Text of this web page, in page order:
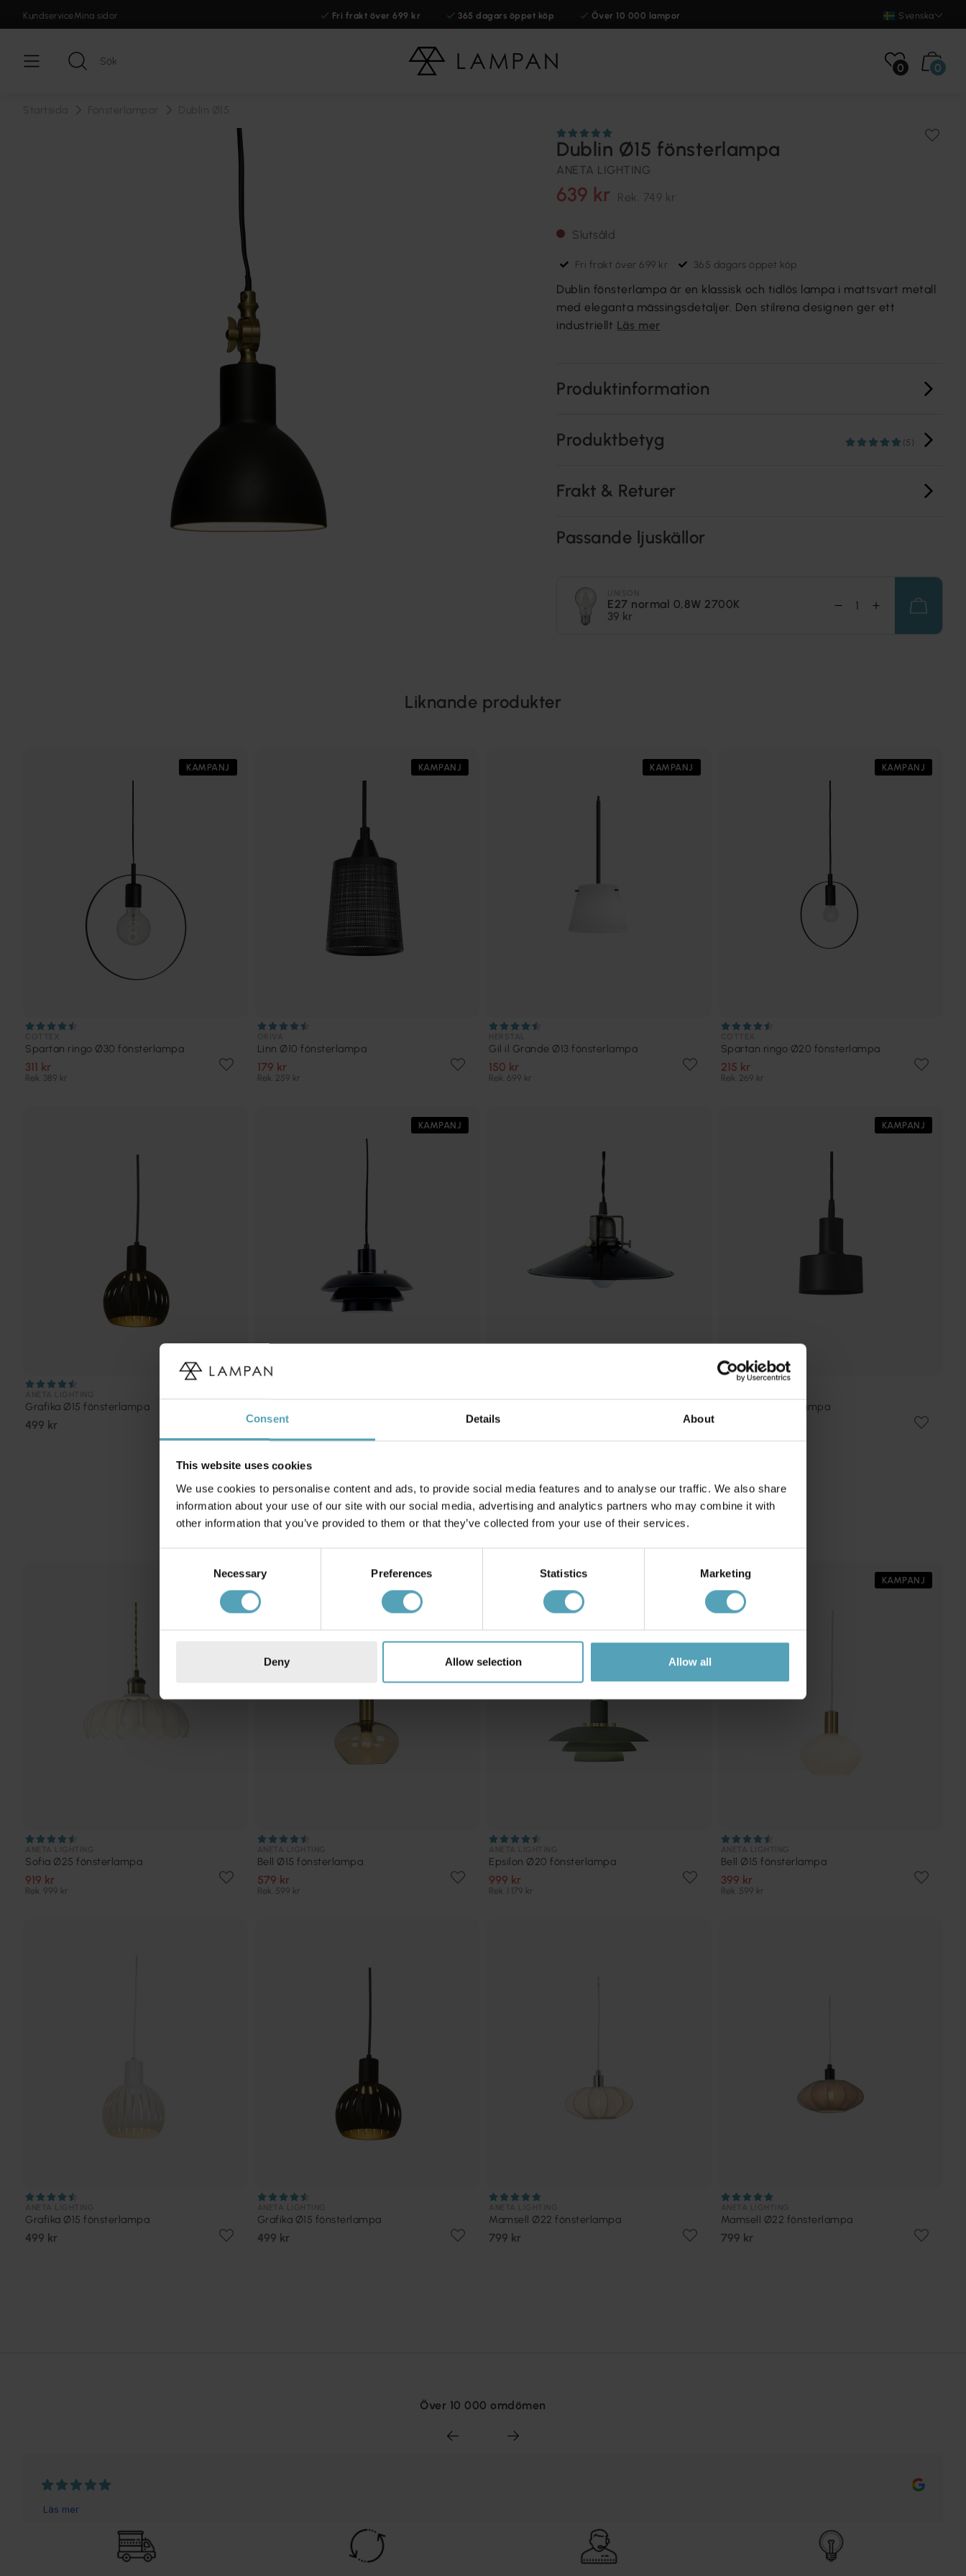
Consent Details About
This website uses cookies
We use cookies to personalise content and ads, to provide social media features and to analyse our traffic. We also share
information about your use of our site with our social media, advertising and analytics partners who may combine it with
other information that you’ve provided to them or that they’ve collected from your use of their services.
Necessary Preferences Statistics Marketing
Deny Allow selection Allow all
KundserviceMina sidor Fri frakt över 699 kr 365 dagars öppet köp Över 10 000 lampor Svenska
0 0
Dublin Ø15 fönsterlampa
ANETA LIGHTING
639 kr Rek. 749 kr
Slutsåld
Fri frakt över 699 kr 365 dagars öppet köp
Dublin fönsterlampa är en klassisk och tidlös lampa i mattsvart metall
med eleganta mässingsdetaljer. Den stilrena designen ger ett
industriellt Läs mer
Produktinformation
Produktbetyg (5)
Frakt & Returer
Passande ljuskällor
E27 normal 0,8W 2700K
39 kr
Liknande produkter
KAMPANJ
Spartan ringo Ø30 fönsterlampa
311 kr
Rek. 389 kr
KAMPANJ
Linn Ø10 fönsterlampa
179 kr
Rek. 259 kr
KAMPANJ
Gil il Grande Ø13 fönsterlampa
150 kr
Rek. 699 kr
KAMPANJ
Spartan ringo Ø20 fönsterlampa
215 kr
Rek. 269 kr
Grafika Ø15 fönsterlampa
499 kr
KAMPANJ
524 kr
Rek. 699 kr
fönsterlampa
549 kr
KAMPANJ
Solo Ø13 fönsterlampa
Andra köpte även
PRISMATCH
Sofia Ø25 fönsterlampa
919 kr
Rek. 999 kr
PRISMATCH
Bell Ø15 fönsterlampa
579 kr
Rek. 599 kr
Epsilon Ø20 fönsterlampa
999 kr
Rek. 1 179 kr
KAMPANJ
Bell Ø15 fönsterlampa
399 kr
Rek. 599 kr
Grafika Ø15 fönsterlampa
499 kr
Grafika Ø15 fönsterlampa
499 kr
Mamsell Ø22 fönsterlampa
799 kr
Mamsell Ø22 fönsterlampa
799 kr
Över 10 000 omdömen